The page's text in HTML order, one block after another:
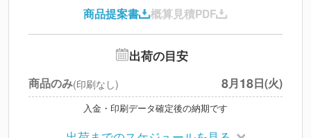
※上記小計は税別です
商品提案書 概算見積PDF
出荷の目安
商品のみ(印刷なし) 8月18日(火)
入金・印刷データ確定後の納期です